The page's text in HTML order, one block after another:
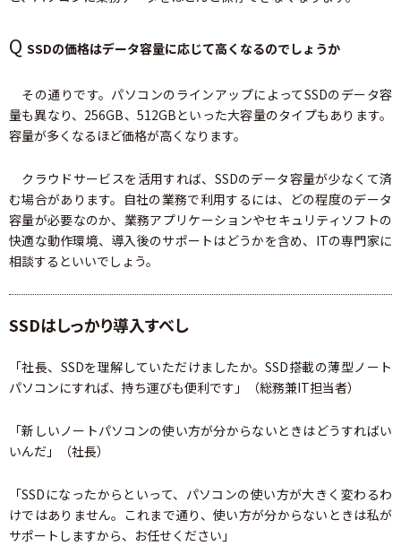
Q SSDの価格はデータ容量に応じて高くなるのでしょうか
その通りです。パソコンのラインアップによってSSDのデータ容
量も異なり、256GB、512GBといった大容量のタイプもあります。
容量が多くなるほど価格が高くなります。
クラウドサービスを活用すれば、SSDのデータ容量が少なくて済
む場合があります。自社の業務で利用するには、どの程度のデータ
容量が必要なのか、業務アプリケーションやセキュリティソフトの
快適な動作環境、導入後のサポートはどうかを含め、ITの専門家に
相談するといいでしょう。
SSDはしっかり導入すべし
「社長、SSDを理解していただけましたか。SSD搭載の薄型ノート
パソコンにすれば、持ち運びも便利です」（総務兼IT担当者）
「新しいノートパソコンの使い方が分からないときはどうすればい
いんだ」（社長）
「SSDになったからといって、パソコンの使い方が大きく変わるわ
けではありません。これまで通り、使い方が分からないときは私が
サポートしますから、お任せください」